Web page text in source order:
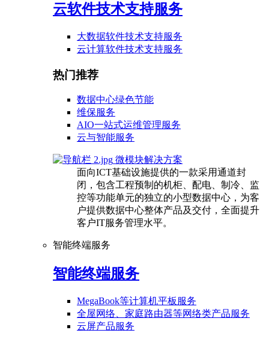
云软件技术支持服务
大数据软件技术支持服务
云计算软件技术支持服务
热门推荐
数据中心绿色节能
维保服务
AIO一站式运维管理服务
云与智能服务
微模块解决方案
面向ICT基础设施提供的一款采用通道封
闭，包含工程预制的机柜、配电、制冷、监
控等功能单元的独立的小型数据中心，为客
户提供数据中心整体产品及交付，全面提升
客户IT服务管理水平。
智能终端服务
智能终端服务
MegaBook等计算机平板服务
全屋网络、家庭路由器等网络类产品服务
云屏产品服务